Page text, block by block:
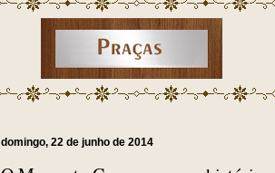
domingo, 22 de junho de 2014